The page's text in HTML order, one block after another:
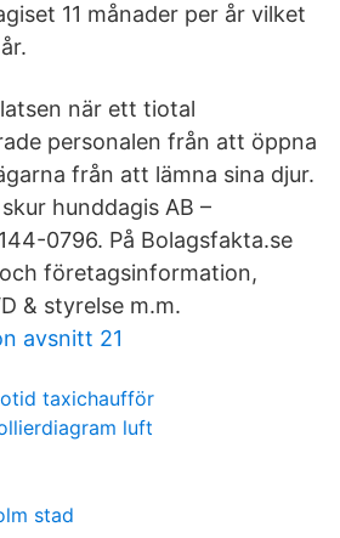
11 månader per år vilket
när ett tiotal
personalen från att öppna
från att lämna sina djur.
hunddagis AB –
0796. På Bolagsfakta.se
företagsinformation,
& styrelse m.m.
avsnitt 21
taxichaufför
luft
stad